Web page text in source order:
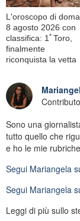
L'oroscopo di
8 agosto 2026 con
classifica: 1ﾟToro,
finalmente
riconquista la vetta
Sono una
tutto quello che
e ho le mie
Segui Mariangela
Segui Mariangela
Leggi di più sullo